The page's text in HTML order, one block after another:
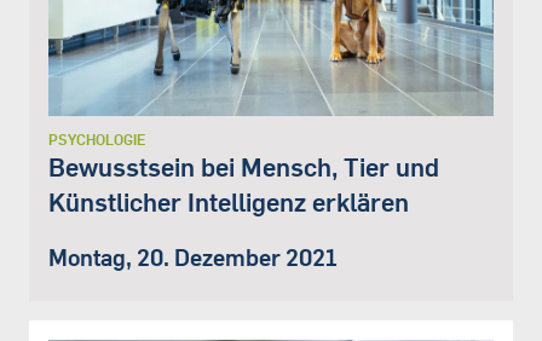
PSYCHOLOGIE
Bewusstsein bei Mensch, Tier und
Künstlicher Intelligenz erklären
Montag, 20. Dezember 2021